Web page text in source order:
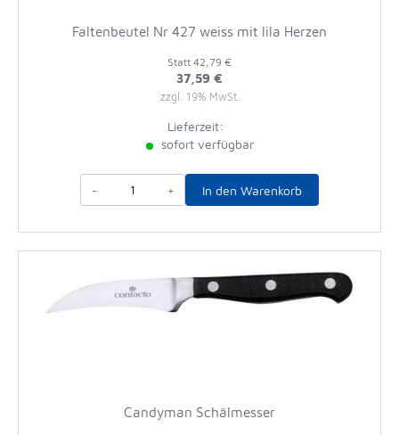
Faltenbeutel Nr 427 weiss mit lila Herzen
Statt 42,79 €
37,59 €
zzgl. 19% MwSt.
Lieferzeit:
sofort verfügbar
- + In den Warenkorb
Candyman Schälmesser